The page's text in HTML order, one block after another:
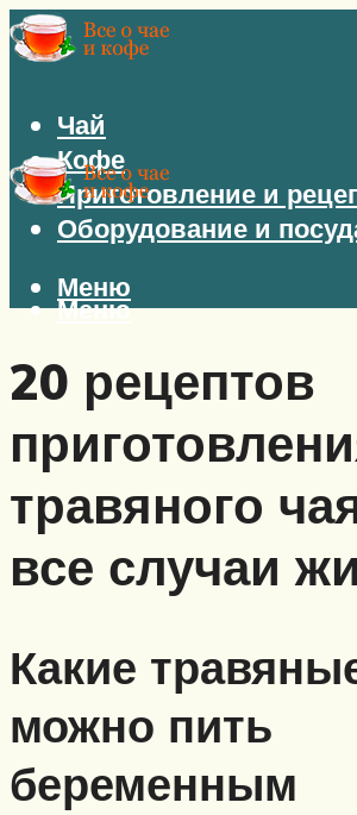
Чай
Кофе
Приготовление и
Оборудование и
Меню
Меню
20 рецептов
травяного
все случаи
Какие
можно пить
беременным